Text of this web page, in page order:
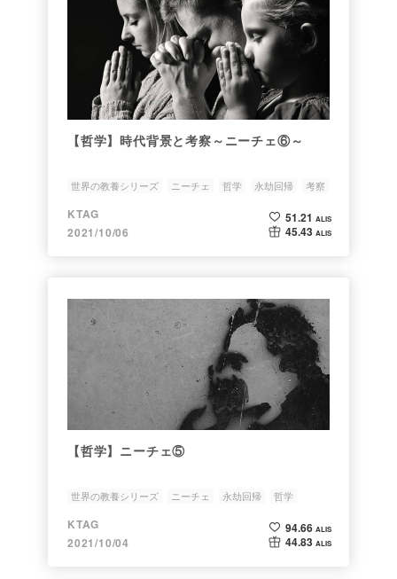
【哲学】時代背景と考察～ニーチェ⑥～
世界の教養シリーズ ニーチェ 哲学 永劫回帰 考察
KTAG
2021/10/06
51.21 ALIS
45.43 ALIS
【哲学】ニーチェ⑤
世界の教養シリーズ ニーチェ 永劫回帰
哲学
ルサンチマン
KTAG
2021/10/04
94.66 ALIS
44.83 ALIS